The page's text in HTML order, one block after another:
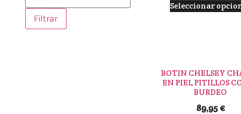
Filtrar
Seleccionar
BOTIN CHELSEY
EN PIEL PITILLOS
BURDEO
89,95€